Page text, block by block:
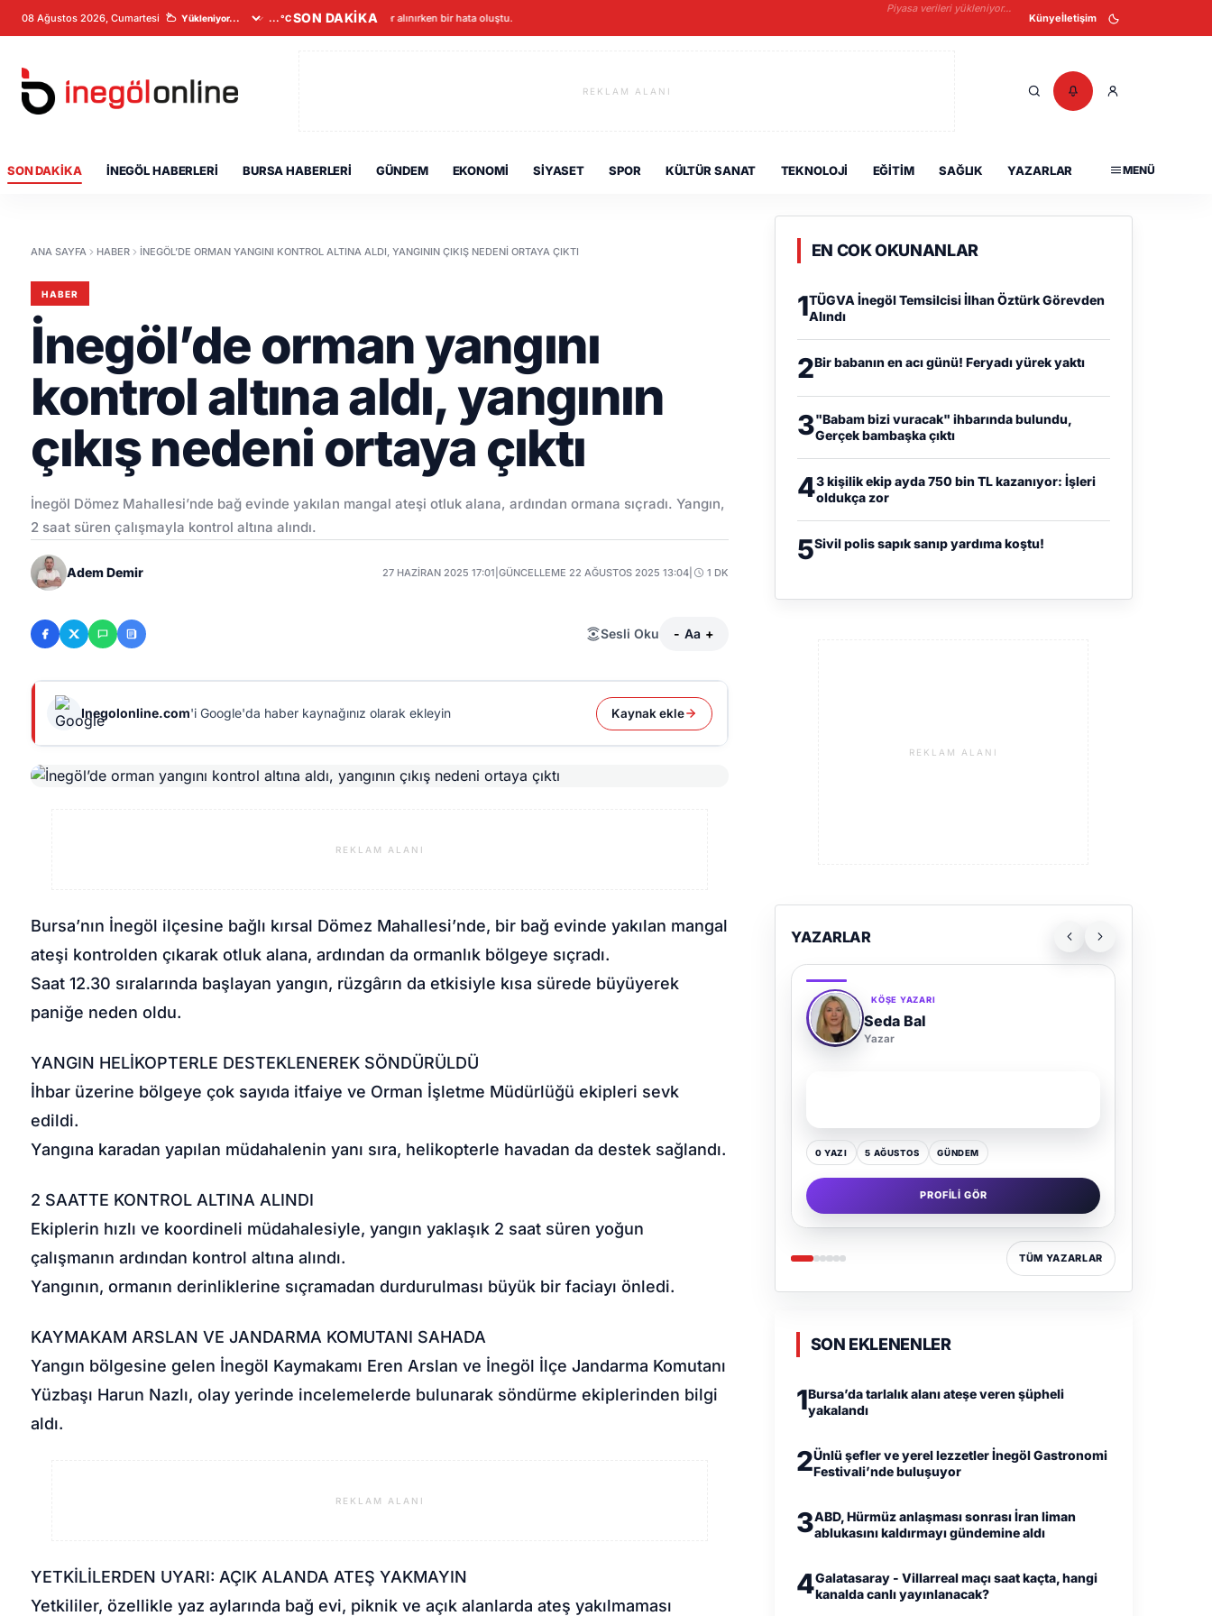
08 Ağustos 2026, Cumartesi ...°CSON DAKİKAVeriler alınırken bir hata oluştu.
Piyasa verileri yükleniyor...
Künyeİletişim
REKLAM ALANI
SON DAKIKA İNEGÖL HABERLERI BURSA HABERLERI GÜNDEM EKONOMI SIYASET SPOR KÜLTÜR SANAT TEKNOLOJI EĞITIM SAĞLIK YAZARLAR MENÜ
ANA SAYFA HABER İNEGÖL’DE ORMAN YANGINI KONTROL ALTINA ALDI, YANGININ ÇIKIŞ NEDENI ORTAYA ÇIKTI
HABER
İnegöl’de orman yangını
kontrol altına aldı, yangının
çıkış nedeni ortaya çıktı
İnegöl Dömez Mahallesi’nde bağ evinde yakılan mangal ateşi otluk alana, ardından ormana sıçradı. Yangın,
2 saat süren çalışmayla kontrol altına alındı.
Adem Demir 27 HAZIRAN 2025 17:01 |GÜNCELLEME 22 AĞUSTOS 2025 13:04 1 DK
Sesli Oku - Aa +
Inegolonline.com'i Google'da haber kaynağınız olarak ekleyin Kaynak ekle
REKLAM ALANI
Bursa’nın İnegöl ilçesine bağlı kırsal Dömez Mahallesi’nde, bir bağ evinde yakılan mangal
ateşi kontrolden çıkarak otluk alana, ardından da ormanlık bölgeye sıçradı.
Saat 12.30 sıralarında başlayan yangın, rüzgârın da etkisiyle kısa sürede büyüyerek
paniğe neden oldu.
YANGIN HELİKOPTERLE DESTEKLENEREK SÖNDÜRÜLDÜ
İhbar üzerine bölgeye çok sayıda itfaiye ve Orman İşletme Müdürlüğü ekipleri sevk
edildi.
Yangına karadan yapılan müdahalenin yanı sıra, helikopterle havadan da destek sağlandı.
2 SAATTE KONTROL ALTINA ALINDI
Ekiplerin hızlı ve koordineli müdahalesiyle, yangın yaklaşık 2 saat süren yoğun
çalışmanın ardından kontrol altına alındı.
Yangının, ormanın derinliklerine sıçramadan durdurulması büyük bir faciayı önledi.
KAYMAKAM ARSLAN VE JANDARMA KOMUTANI SAHADA
Yangın bölgesine gelen İnegöl Kaymakamı Eren Arslan ve İnegöl İlçe Jandarma Komutanı
Yüzbaşı Harun Nazlı, olay yerinde incelemelerde bulunarak söndürme ekiplerinden bilgi
aldı.
REKLAM ALANI
YETKİLİLERDEN UYARI: AÇIK ALANDA ATEŞ YAKMAYIN
Yetkililer, özellikle yaz aylarında bağ evi, piknik ve açık alanlarda ateş yakılmaması
EN COK OKUNANLAR
1TÜGVA İnegöl Temsilcisi İlhan Öztürk Görevden
Alındı
2Bir babanın en acı günü! Feryadı yürek yaktı
3"Babam bizi vuracak" ihbarında bulundu,
Gerçek bambaşka çıktı
43 kişilik ekip ayda 750 bin TL kazanıyor: İşleri
oldukça zor
5Sivil polis sapık sanıp yardıma koştu!
REKLAM ALANI
YAZARLAR
KÖŞE YAZARI
Seda Bal
Yazar
0 YAZI 5 AĞUSTOS GÜNDEM
PROFILI GÖR
TÜM YAZARLAR
SON EKLENENLER
1Bursa’da tarlalık alanı ateşe veren şüpheli
yakalandı
2Ünlü şefler ve yerel lezzetler İnegöl Gastronomi
Festivali’nde buluşuyor
3ABD, Hürmüz anlaşması sonrası İran liman
ablukasını kaldırmayı gündemine aldı
4Galatasaray - Villarreal maçı saat kaçta, hangi
kanalda canlı yayınlanacak?